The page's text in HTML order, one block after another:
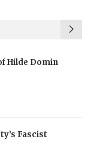
Hilde Domin
Fascist